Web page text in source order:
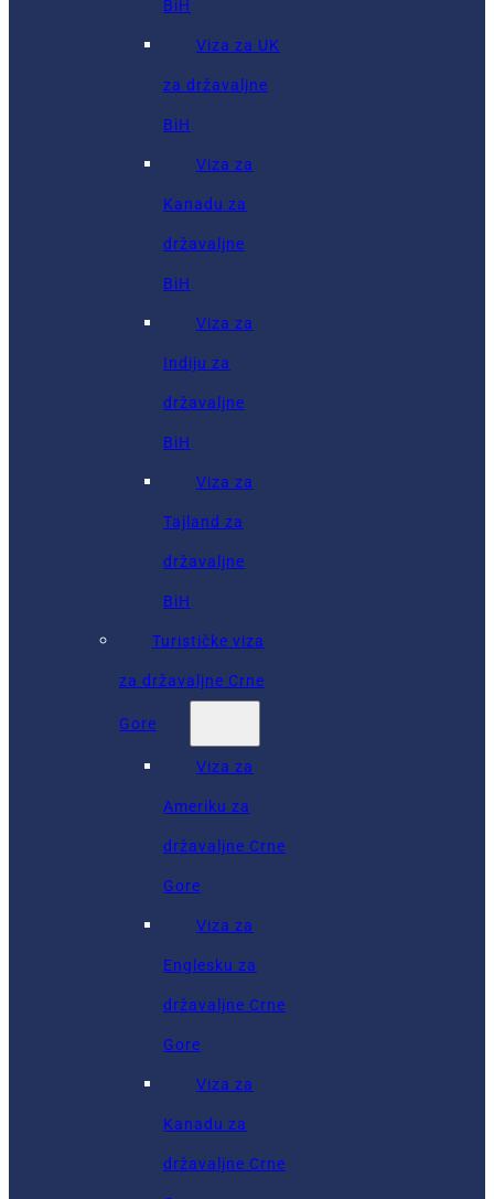
BiH
Viza za UK
za državaljne
BiH
Viza za
Kanadu za
državaljne
BiH
Viza za
Indiju za
državaljne
BiH
Viza za
Tajland za
državaljne
BiH
Turističke viza
za državaljne Crne
Gore
Viza za
Ameriku za
državaljne Crne
Gore
Viza za
Englesku za
državaljne Crne
Gore
Viza za
Kanadu za
državaljne Crne